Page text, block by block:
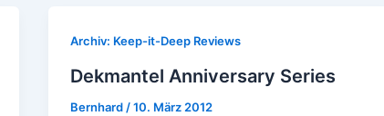
Archiv: Keep-it-Deep Reviews
Dekmantel Anniversary Series
Bernhard /10. März 2012